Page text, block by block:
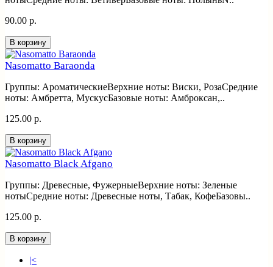
90.00 р.
В корзину
Nasomatto Baraonda
Группы: АроматическиеВерхние ноты: Виски, РозаСредние
ноты: Амбретта, МускусБазовые ноты: Амброксан,..
125.00 р.
В корзину
Nasomatto Black Afgano
Группы: Древесные, ФужерныеВерхние ноты: Зеленые
нотыСредние ноты: Древесные ноты, Табак, КофеБазовы..
125.00 р.
В корзину
|<